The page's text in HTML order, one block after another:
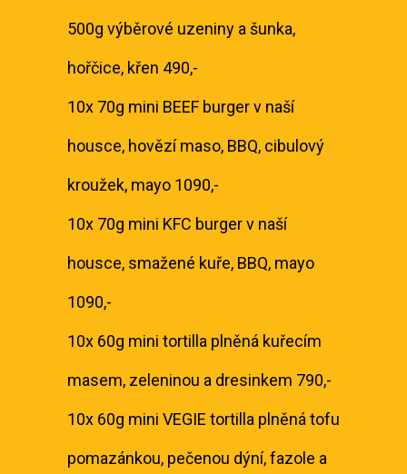
500g výběrové uzeniny a šunka,
hořčice, křen 490,-
10x 70g mini BEEF burger v naší
housce, hovězí maso, BBQ, cibulový
kroužek, mayo 1090,-
10x 70g mini KFC burger v naší
housce, smažené kuře, BBQ, mayo
1090,-
10x 60g mini tortilla plněná kuřecím
masem, zeleninou a dresinkem 790,-
10x 60g mini VEGIE tortilla plněná tofu
pomazánkou, pečenou dýní, fazole a